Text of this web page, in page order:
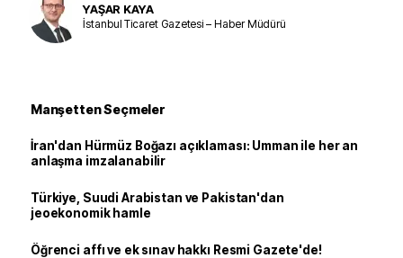
YAŞAR KAYA
İstanbul Ticaret Gazetesi – Haber Müdürü
Manşetten Seçmeler
İran'dan Hürmüz Boğazı açıklaması: Umman ile her an
anlaşma imzalanabilir
Türkiye, Suudi Arabistan ve Pakistan'dan
jeoekonomik hamle
Öğrenci affı ve ek sınav hakkı Resmi Gazete'de!